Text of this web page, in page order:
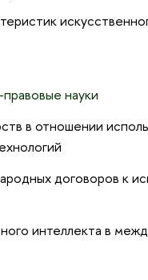
науки
в отношении
договоров к
интеллекта в